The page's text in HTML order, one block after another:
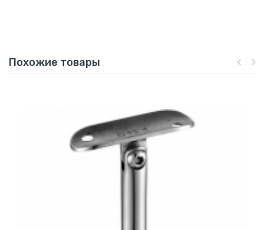
Похожие товары